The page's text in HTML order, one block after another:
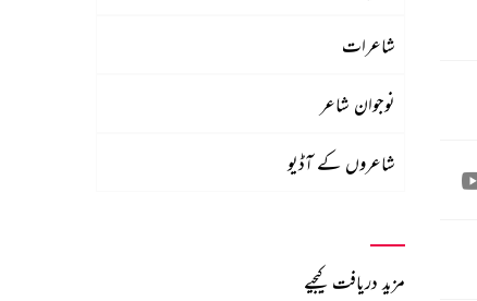
شاعرات
نوجوان شاعر
شاعروں کے آڈیو
مزید دریافت کیجیے